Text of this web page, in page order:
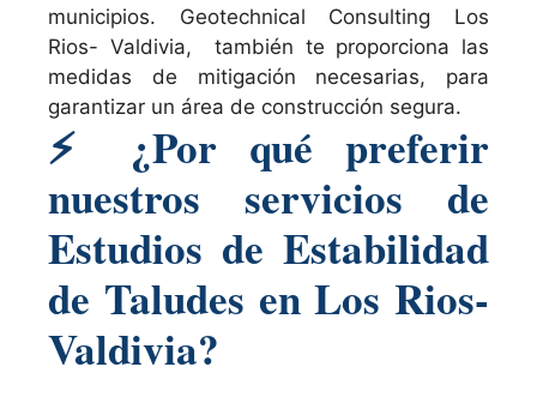
municipios. Geotechnical Consulting Los
Rios- Valdivia, también te proporciona las
medidas de mitigación necesarias, para
garantizar un área de construcción segura.
⚡
¿Por qué preferir
nuestros servicios de
Estudios de Estabilidad
de Taludes en Los Rios-
Valdivia?